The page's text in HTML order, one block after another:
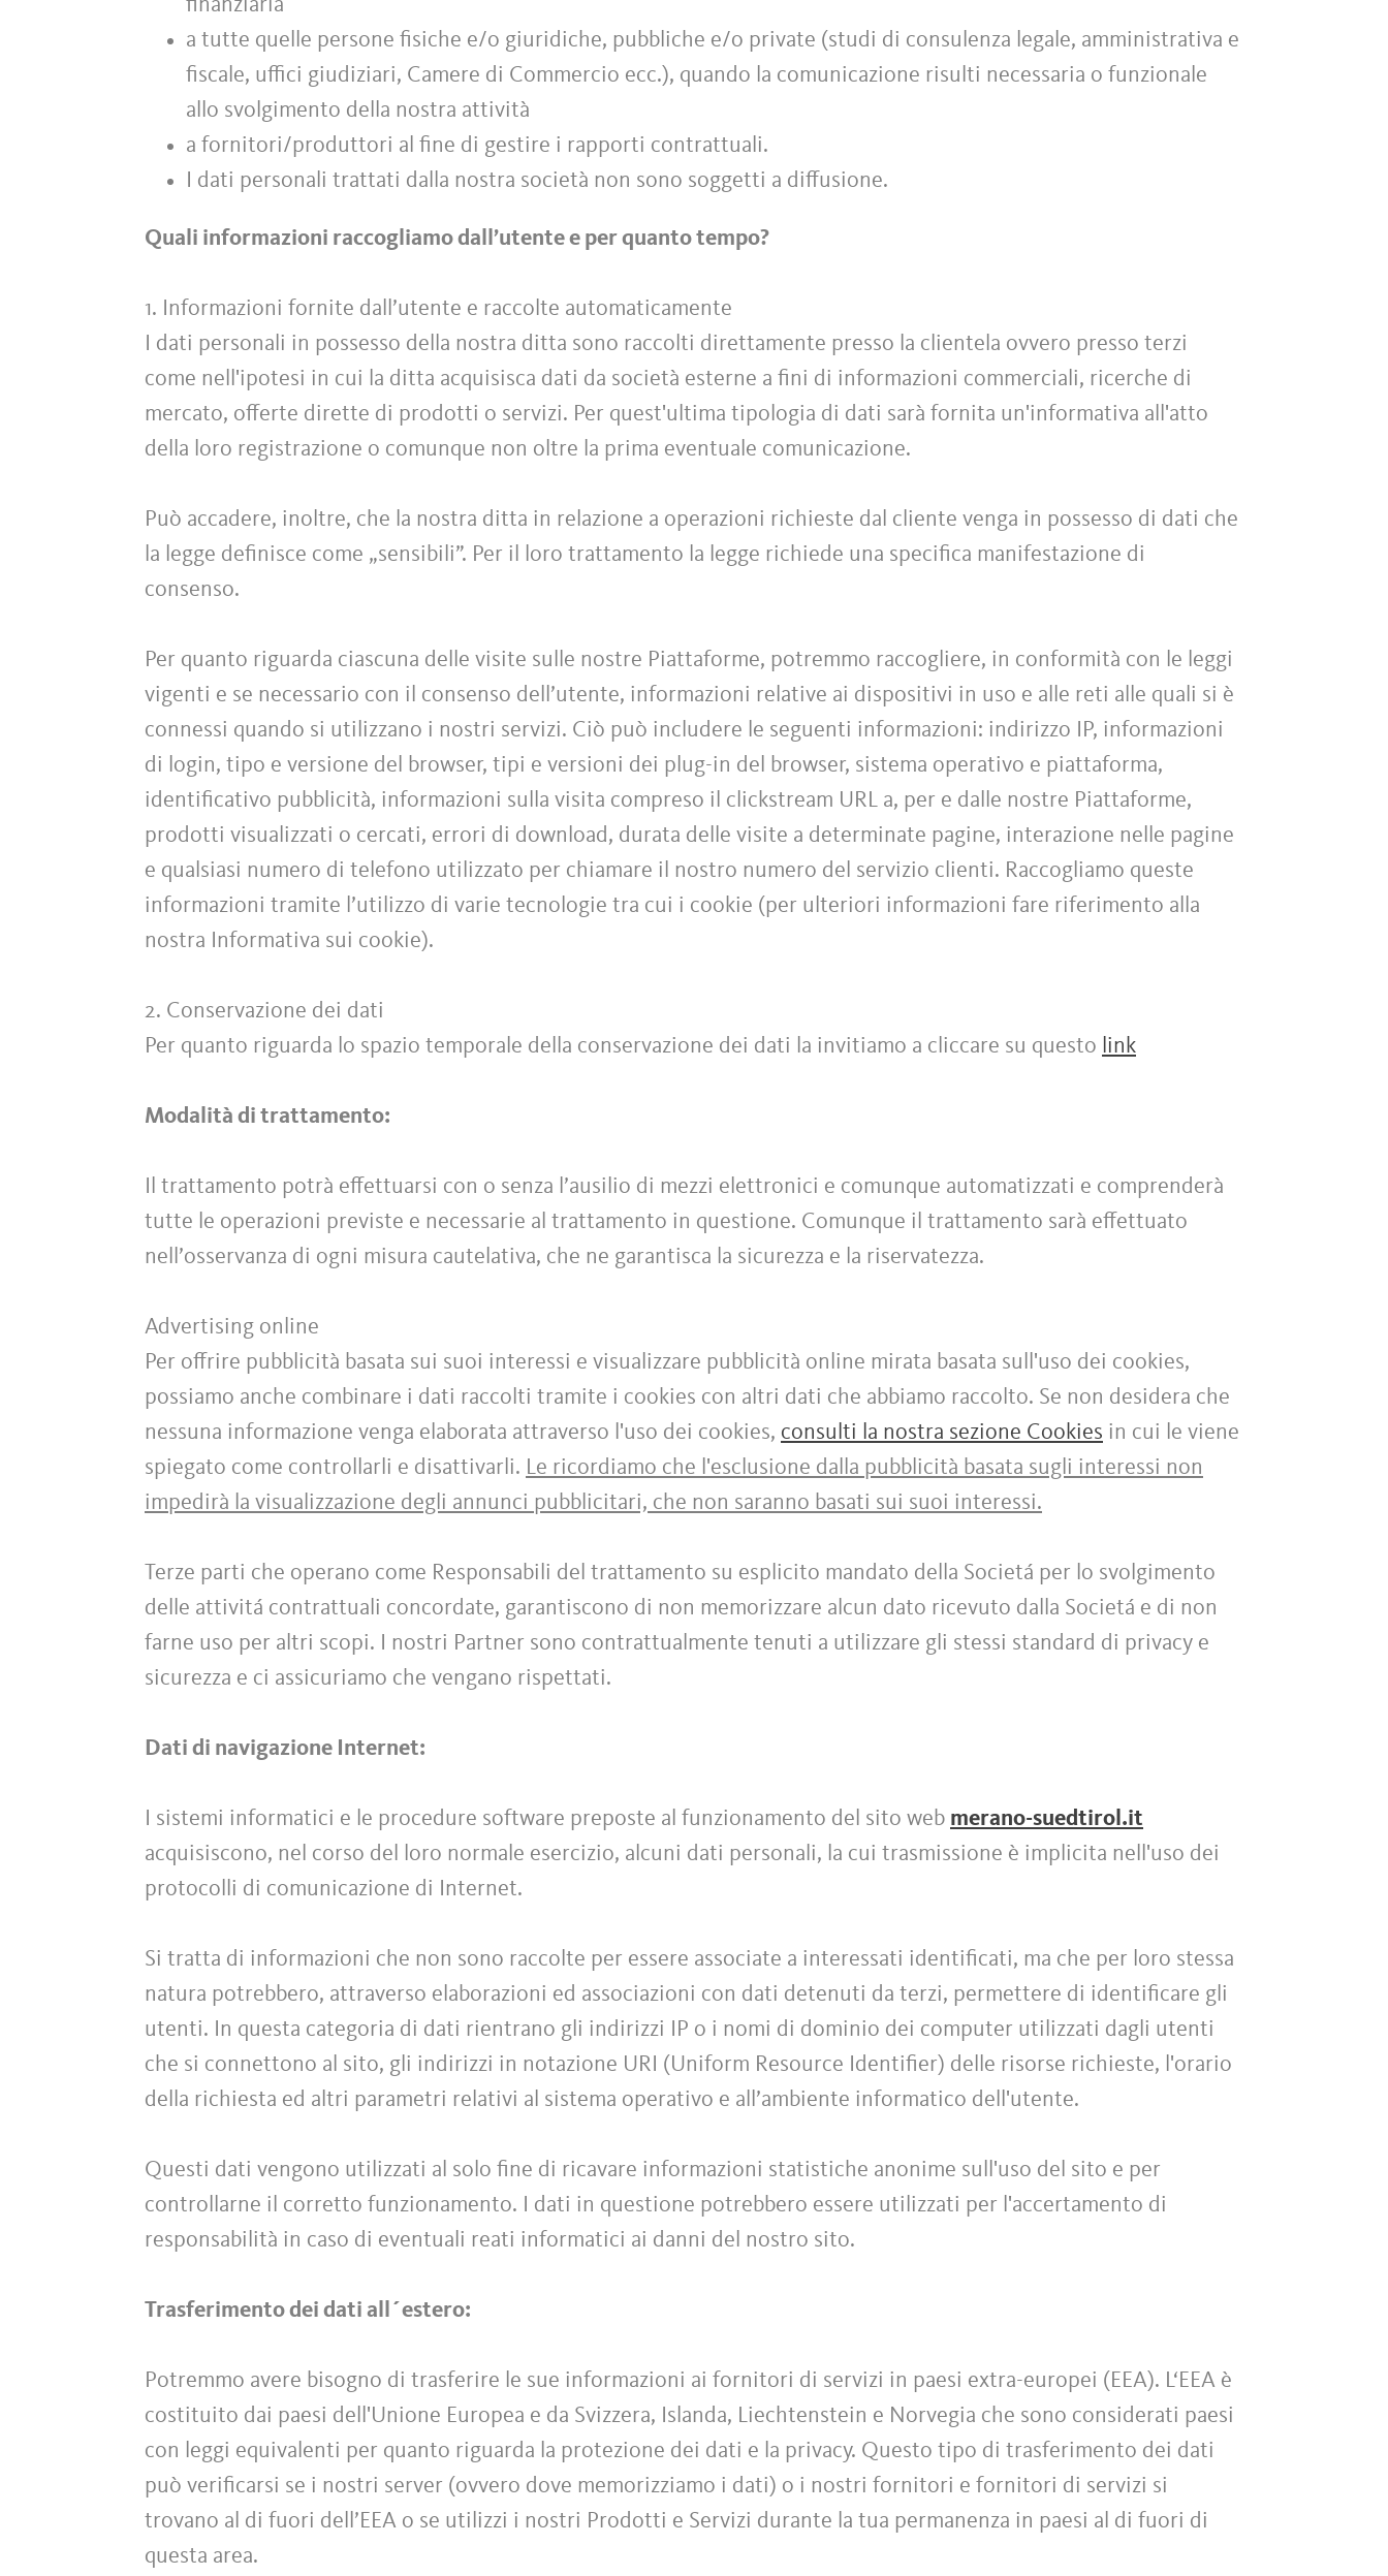
finanziaria
a tutte quelle persone fisiche e/o giuridiche, pubbliche e/o private (studi di consulenza legale, amministrativa e
fiscale, uffici giudiziari, Camere di Commercio ecc.), quando la comunicazione risulti necessaria o funzionale
allo svolgimento della nostra attività
a fornitori/produttori al fine di gestire i rapporti contrattuali.
I dati personali trattati dalla nostra società non sono soggetti a diffusione.
Quali informazioni raccogliamo dall’utente e per quanto tempo?
1. Informazioni fornite dall’utente e raccolte automaticamente
I dati personali in possesso della nostra ditta sono raccolti direttamente presso la clientela ovvero presso terzi
come nell'ipotesi in cui la ditta acquisisca dati da società esterne a fini di informazioni commerciali, ricerche di
mercato, offerte dirette di prodotti o servizi. Per quest'ultima tipologia di dati sarà fornita un'informativa all'atto
della loro registrazione o comunque non oltre la prima eventuale comunicazione.
Può accadere, inoltre, che la nostra ditta in relazione a operazioni richieste dal cliente venga in possesso di dati che
la legge definisce come „sensibili”. Per il loro trattamento la legge richiede una specifica manifestazione di
consenso.
Per quanto riguarda ciascuna delle visite sulle nostre Piattaforme, potremmo raccogliere, in conformità con le leggi
vigenti e se necessario con il consenso dell’utente, informazioni relative ai dispositivi in uso e alle reti alle quali si è
connessi quando si utilizzano i nostri servizi. Ciò può includere le seguenti informazioni: indirizzo IP, informazioni
di login, tipo e versione del browser, tipi e versioni dei plug-in del browser, sistema operativo e piattaforma,
identificativo pubblicità, informazioni sulla visita compreso il clickstream URL a, per e dalle nostre Piattaforme,
prodotti visualizzati o cercati, errori di download, durata delle visite a determinate pagine, interazione nelle pagine
e qualsiasi numero di telefono utilizzato per chiamare il nostro numero del servizio clienti. Raccogliamo queste
informazioni tramite l’utilizzo di varie tecnologie tra cui i cookie (per ulteriori informazioni fare riferimento alla
nostra Informativa sui cookie).
2. Conservazione dei dati
Per quanto riguarda lo spazio temporale della conservazione dei dati la invitiamo a cliccare su questo link
Modalità di trattamento:
Il trattamento potrà effettuarsi con o senza l’ausilio di mezzi elettronici e comunque automatizzati e comprenderà
tutte le operazioni previste e necessarie al trattamento in questione. Comunque il trattamento sarà effettuato
nell’osservanza di ogni misura cautelativa, che ne garantisca la sicurezza e la riservatezza.
Advertising online
Per offrire pubblicità basata sui suoi interessi e visualizzare pubblicità online mirata basata sull'uso dei cookies,
possiamo anche combinare i dati raccolti tramite i cookies con altri dati che abbiamo raccolto. Se non desidera che
nessuna informazione venga elaborata attraverso l'uso dei cookies, consulti la nostra sezione Cookies in cui le viene
spiegato come controllarli e disattivarli. Le ricordiamo che l'esclusione dalla pubblicità basata sugli interessi non
impedirà la visualizzazione degli annunci pubblicitari, che non saranno basati sui suoi interessi.
Terze parti che operano come Responsabili del trattamento su esplicito mandato della Societá per lo svolgimento
delle attivitá contrattuali concordate, garantiscono di non memorizzare alcun dato ricevuto dalla Societá e di non
farne uso per altri scopi. I nostri Partner sono contrattualmente tenuti a utilizzare gli stessi standard di privacy e
sicurezza e ci assicuriamo che vengano rispettati.
Dati di navigazione Internet:
I sistemi informatici e le procedure software preposte al funzionamento del sito web merano-suedtirol.it
acquisiscono, nel corso del loro normale esercizio, alcuni dati personali, la cui trasmissione è implicita nell'uso dei
protocolli di comunicazione di Internet.
Si tratta di informazioni che non sono raccolte per essere associate a interessati identificati, ma che per loro stessa
natura potrebbero, attraverso elaborazioni ed associazioni con dati detenuti da terzi, permettere di identificare gli
utenti. In questa categoria di dati rientrano gli indirizzi IP o i nomi di dominio dei computer utilizzati dagli utenti
che si connettono al sito, gli indirizzi in notazione URI (Uniform Resource Identifier) delle risorse richieste, l'orario
della richiesta ed altri parametri relativi al sistema operativo e all’ambiente informatico dell'utente.
Questi dati vengono utilizzati al solo fine di ricavare informazioni statistiche anonime sull'uso del sito e per
controllarne il corretto funzionamento. I dati in questione potrebbero essere utilizzati per l'accertamento di
responsabilità in caso di eventuali reati informatici ai danni del nostro sito.
Trasferimento dei dati all´estero:
Potremmo avere bisogno di trasferire le sue informazioni ai fornitori di servizi in paesi extra-europei (EEA). L‘EEA è
costituito dai paesi dell'Unione Europea e da Svizzera, Islanda, Liechtenstein e Norvegia che sono considerati paesi
con leggi equivalenti per quanto riguarda la protezione dei dati e la privacy. Questo tipo di trasferimento dei dati
può verificarsi se i nostri server (ovvero dove memorizziamo i dati) o i nostri fornitori e fornitori di servizi si
trovano al di fuori dell’EEA o se utilizzi i nostri Prodotti e Servizi durante la tua permanenza in paesi al di fuori di
questa area.